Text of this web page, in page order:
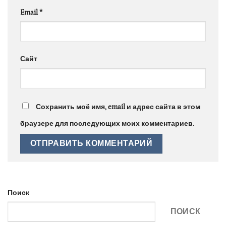
Email*
Сайт
Сохранить моё имя, email и адрес сайта в этом
браузере для последующих моих комментариев.
Поиск
ПОИСК